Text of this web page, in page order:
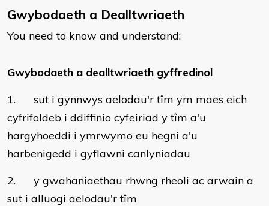
Gwybodaeth a Dealltwriaeth
You need to know and understand:
Gwybodaeth a dealltwriaeth gyffredinol
1. sut i gynnwys aelodau'r tîm ym maes eich
cyfrifoldeb i ddiffinio cyfeiriad y tîm a'u
hargyhoeddi i ymrwymo eu hegni a'u
harbenigedd i gyflawni canlyniadau
2. y gwahaniaethau rhwng rheoli ac arwain a
sut i alluogi aelodau'r tîm